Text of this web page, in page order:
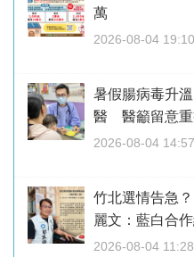
萬
2026-08-04 19:10
暑假腸病毒升
醫 醫籲留意重
2026-08-04 14:57
竹北選情告急
麗文：藍白合
2026-08-04 11:28